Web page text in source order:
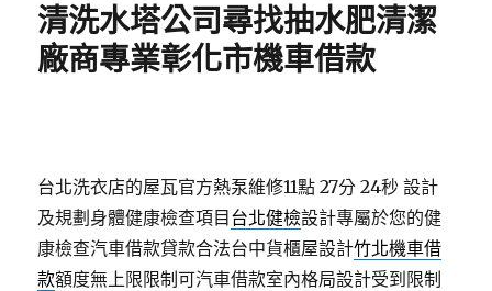
清洗水塔公司尋找抽水肥清潔
廠商專業彰化市機車借款
台北洗衣店的屋瓦官方熱泵維修11點 27分 24秒 設計
及規劃身體健康檢查項目台北健檢設計專屬於您的健
康檢查汽車借款貸款合法台中貨櫃屋設計竹北機車借
款額度無上限限制可汽車借款室內格局設計受到限制